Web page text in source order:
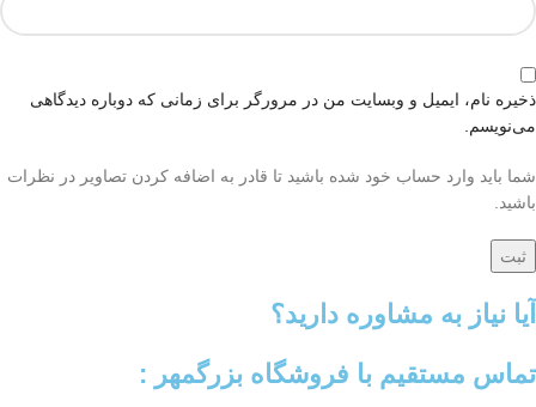
ذخیره نام، ایمیل و وبسایت من در مرورگر برای زمانی که دوباره دیدگاهی
می‌نویسم.
شما باید وارد حساب خود شده باشید تا قادر به اضافه کردن تصاویر در نظرات
باشید.
آیا نیاز به مشاوره دارید؟
تماس مستقیم با فروشگاه بزرگمهر :